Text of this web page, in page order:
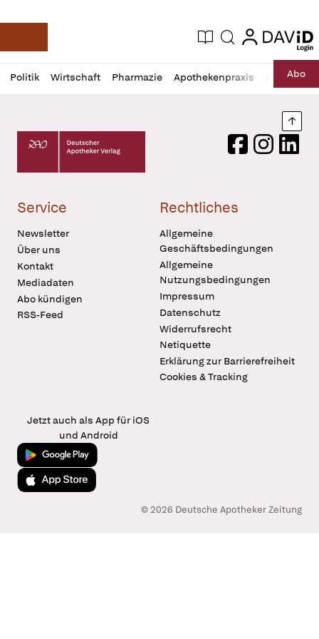
Deutsche Apotheker Zeitung
Aktuelle Ausgabe
Suche login
login
Politik Wirtschaft Pharmazie Apothekenpraxis RechtAbo
Profil
öffnen
Daz
Pur
Deutscher Apotheker Verlag Logo
FacebookInstagram
Service
Newsletter
Über uns
Kontakt
Mediadaten
Abo kündigen
RSS-Feed
Rechtliches
Allgemeine
Geschäftsbedingungen
Allgemeine
Nutzungsbedingungen
Impressum
Datenschutz
Widerrufsrecht
Netiquette
Erklärung zur Barrierefreiheit
Cookies & Tracking
Jetzt auch als App für iOS
und Android
Jetzt bei Google Play
Laden im App Store
© 2026 Deutsche Apotheker Zeitung